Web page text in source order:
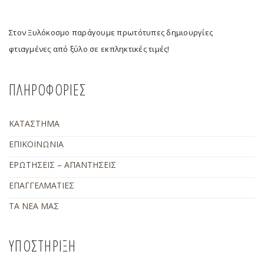
Στον Ξυλόκοσμο παράγουμε πρωτότυπες δημιουργίες
φτιαγμένες από ξύλο σε εκπληκτικές τιμές!
ΠΛΗΡΟΦΟΡΙΕΣ
ΚΑΤΑΣΤΗΜΑ
ΕΠΙΚΟΙΝΩΝΙΑ
ΕΡΩΤΗΣΕΙΣ – ΑΠΑΝΤΗΣΕΙΣ
ΕΠΑΓΓΕΛΜΑΤΙΕΣ
ΤΑ ΝΕΑ ΜΑΣ
ΥΠΟΣΤΗΡΙΞΗ